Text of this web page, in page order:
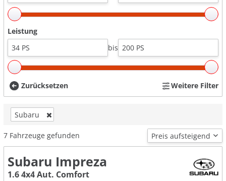
Leistung
bis
Zurücksetzen Weitere Filter
Subaru
7 Fahrzeuge gefunden
Subaru Impreza
1.6 4x4 Aut. Comfort